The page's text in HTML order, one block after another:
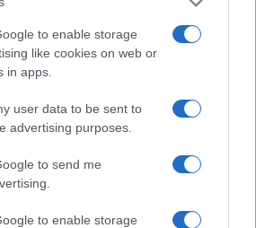
to enable storage
like cookies on web or
in apps.
user data to be sent to
advertising purposes.
to send me
to enable storage
PU Celje
poročilo